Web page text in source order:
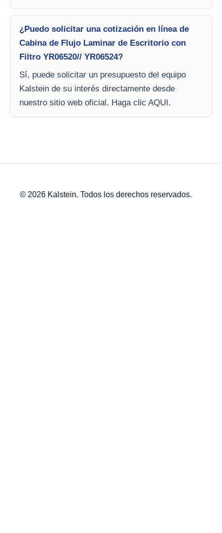
¿Puedo solicitar una cotización en línea de
Cabina de Flujo Laminar de Escritorio con
Filtro YR06520// YR06524?
Sí, puede solicitar un presupuesto del equipo
Kalstein de su interés directamente desde
nuestro sitio web oficial. Haga clic AQUI.
© 2026 Kalstein. Todos los derechos reservados.